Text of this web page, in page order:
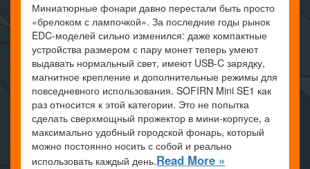
Миниатюрные фонари давно перестали быть просто
«брелоком с лампочкой». За последние годы рынок
EDC-моделей сильно изменился: даже компактные
устройства размером с пару монет теперь умеют
выдавать нормальный свет, имеют USB-C зарядку,
магнитное крепление и дополнительные режимы для
повседневного использования. SOFIRN Mini SE1 как
раз относится к этой категории. Это не попытка
сделать сверхмощный прожектор в мини-корпусе, а
максимально удобный городской фонарь, который
можно постоянно носить с собой и реально
использовать каждый день.Read More »